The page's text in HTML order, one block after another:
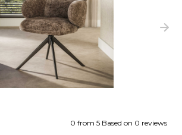
0 from 5 Based on 0 reviews